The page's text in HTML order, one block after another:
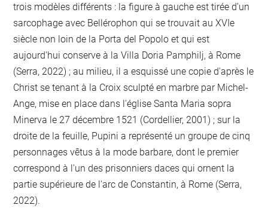
trois modèles différents : la figure à gauche est tirée d'un
sarcophage avec Bellérophon qui se trouvait au XVIe
siècle non loin de la Porta del Popolo et qui est
aujourd'hui conserve à la Villa Doria Pamphilj, à Rome
(Serra, 2022) ; au milieu, il a esquissé une copie d'après le
Christ se tenant à la Croix sculpté en marbre par Michel-
Ange, mise en place dans l'église Santa Maria sopra
Minerva le 27 décembre 1521 (Cordellier, 2001) ; sur la
droite de la feuille, Pupini a représenté un groupe de cinq
personnages vêtus à la mode barbare, dont le premier
correspond à l'un des prisonniers daces qui ornent la
partie supérieure de l'arc de Constantin, à Rome (Serra,
2022).